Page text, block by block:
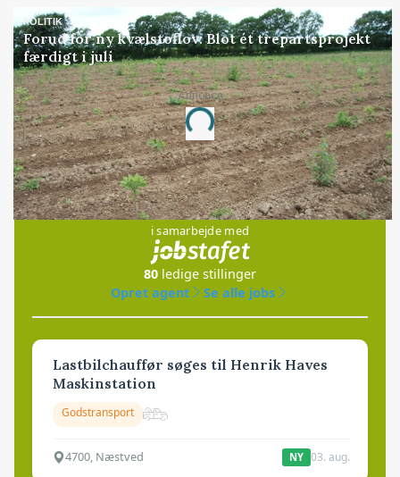
POLITIK
Forud for ny kvælstoflov: Blot ét trepartsprojekt
færdigt i juli
Annonce
Loading...
Jobs
i samarbejde med
80 ledige stillinger
Opret agent
Se alle jobs
Lastbilchauffør søges til Henrik Haves
Maskinstation
Godstransport
4700, Næstved NY 03. aug.